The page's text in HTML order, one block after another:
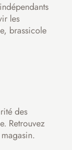
les
brassicole
des
Retrouvez